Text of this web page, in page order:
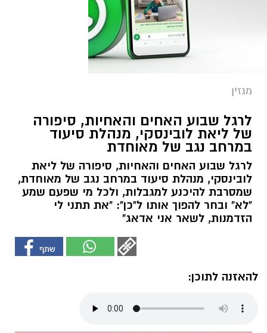
מגזין
לרגל שבוע האחים והאחיות, סיפורה
של ליאת לובינסקי, מנהלת סיעוד
במרחב נגב של מאוחדת
לרגל שבוע האחים והאחיות, סיפורה של ליאת
לובינסקי, מנהלת סיעוד במרחב נגב של מאוחדת,
שמסרבת להיכנע למגבלות, ולכל מי שפעם שמע
"לא" ובחר להפוך אותו ל"כן": "את תתני לי
הזדמנות, לשאר אני אדאג"
להאזנה לתוכן: